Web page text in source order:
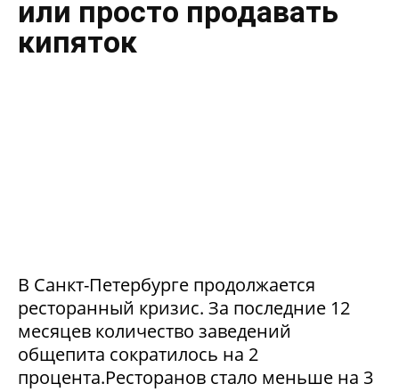
или просто продавать
кипяток
В Санкт-Петербурге продолжается
ресторанный кризис. За последние 12
месяцев количество заведений
общепита сократилось на 2
процента.Ресторанов стало меньше на 3